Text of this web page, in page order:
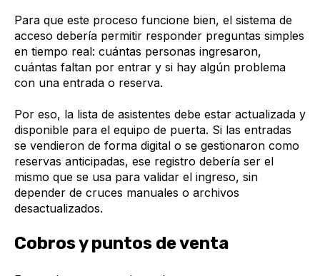
Para que este proceso funcione bien, el sistema de
acceso debería permitir responder preguntas simples
en tiempo real: cuántas personas ingresaron,
cuántas faltan por entrar y si hay algún problema
con una entrada o reserva.
Por eso, la lista de asistentes debe estar actualizada y
disponible para el equipo de puerta. Si las entradas
se vendieron de forma digital o se gestionaron como
reservas anticipadas, ese registro debería ser el
mismo que se usa para validar el ingreso, sin
depender de cruces manuales o archivos
desactualizados.
Cobros y puntos de venta